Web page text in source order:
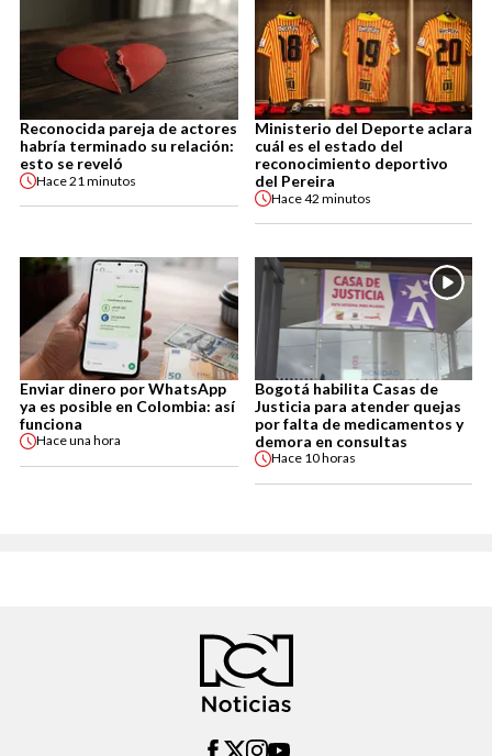
Reconocida pareja de actores
habría terminado su relación:
esto se reveló
Hace21 minutos
Ministerio del Deporte aclara
cuál es el estado del
reconocimiento deportivo
del Pereira
Hace42 minutos
Enviar dinero por WhatsApp
ya es posible en Colombia: así
funciona
Haceuna hora
Bogotá habilita Casas de
Justicia para atender quejas
por falta de medicamentos y
demora en consultas
Hace 10 horas